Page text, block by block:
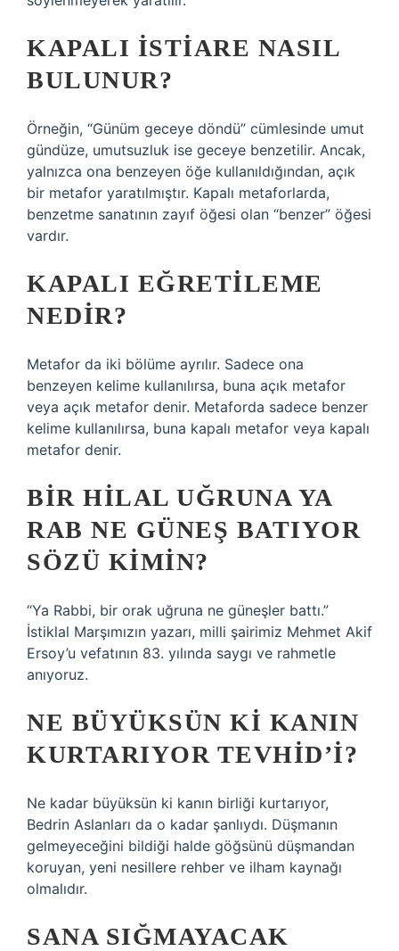
KAPALI ISTIARE NASIL
BULUNUR?
Örneğin, “Günüm geceye döndü” cümlesinde umut
gündüze, umutsuzluk ise geceye benzetilir. Ancak,
yalnızca ona benzeyen öğe kullanıldığından, açık
bir metafor yaratılmıştır. Kapalı metaforlarda,
benzetme sanatının zayıf öğesi olan “benzer” öğesi
vardır.
KAPALI EĞRETILEME
NEDIR?
Metafor da iki bölüme ayrılır. Sadece ona
benzeyen kelime kullanılırsa, buna açık metafor
veya açık metafor denir. Metaforda sadece benzer
kelime kullanılırsa, buna kapalı metafor veya kapalı
metafor denir.
BIR HILAL UĞRUNA YA
RAB NE GÜNEŞ BATIYOR
SÖZÜ KIMIN?
“Ya Rabbi, bir orak uğruna ne güneşler battı.”
İstiklal Marşımızın yazarı, milli şairimiz Mehmet Akif
Ersoy’u vefatının 83. yılında saygı ve rahmetle
anıyoruz.
NE BÜYÜKSÜN KI KANIN
KURTARIYOR TEVHID’I?
Ne kadar büyüksün ki kanın birliği kurtarıyor,
Bedrin Aslanları da o kadar şanlıydı. Düşmanın
gelmeyeceğini bildiği halde göğsünü düşmandan
koruyan, yeni nesillere rehber ve ilham kaynağı
olmalıdır.
SANA SIĞMAYACAK